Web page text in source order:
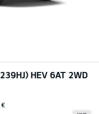
HEV 6AT 2WD
€